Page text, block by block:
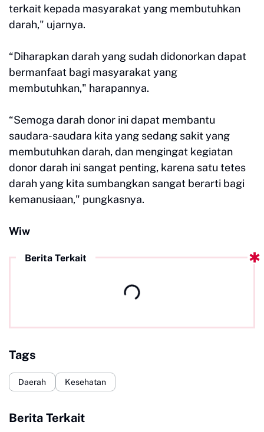
terkait kepada masyarakat yang membutuhkan
darah," ujarnya.
“Diharapkan darah yang sudah didonorkan dapat
bermanfaat bagi masyarakat yang
membutuhkan," harapannya.
“Semoga darah donor ini dapat membantu
saudara-saudara kita yang sedang sakit yang
membutuhkan darah, dan mengingat kegiatan
donor darah ini sangat penting, karena satu tetes
darah yang kita sumbangkan sangat berarti bagi
kemanusiaan," pungkasnya.
Wiw
Berita Terkait
Tags
Daerah Kesehatan
Berita Terkait